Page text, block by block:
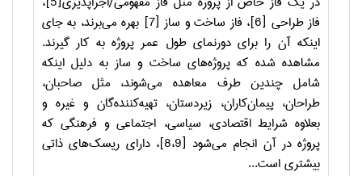
فاز طراحی [6]، فاز ساخت و ساز [7] بهره می‌برند، به جای
اینکه آن را برای دورنمای طول عمر پروژه به کار گیرند.
مشاهده شده که پروژه‌های ساخت و ساز به دلیل اینکه
شامل چندین طرف معاهده می‌شوند، مثل صاحبان،
طراحان، پیمان‌کاران، زیردستان، تهیه‌کننده‌گان و غیره و
بعلاوه شرایط اقتصادی، سیاسی، اجتماعی و فرهنگی که
پروژه در آن انجام می‌شود [8،9]، دارای ریسک‌های ذاتی
بیشتری است...